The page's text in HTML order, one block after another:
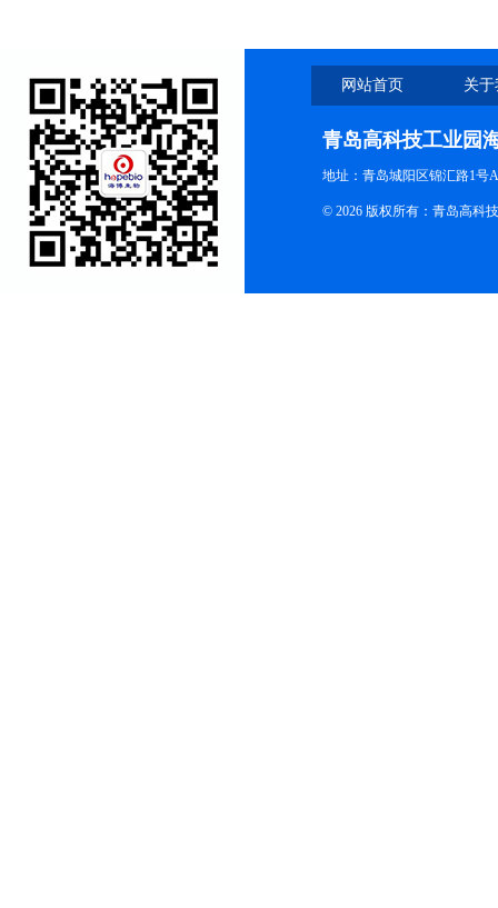
网站首页 关
青岛高科技工业园
地址：青岛城阳区锦汇路1号
© 2026 版权所有：青岛高科